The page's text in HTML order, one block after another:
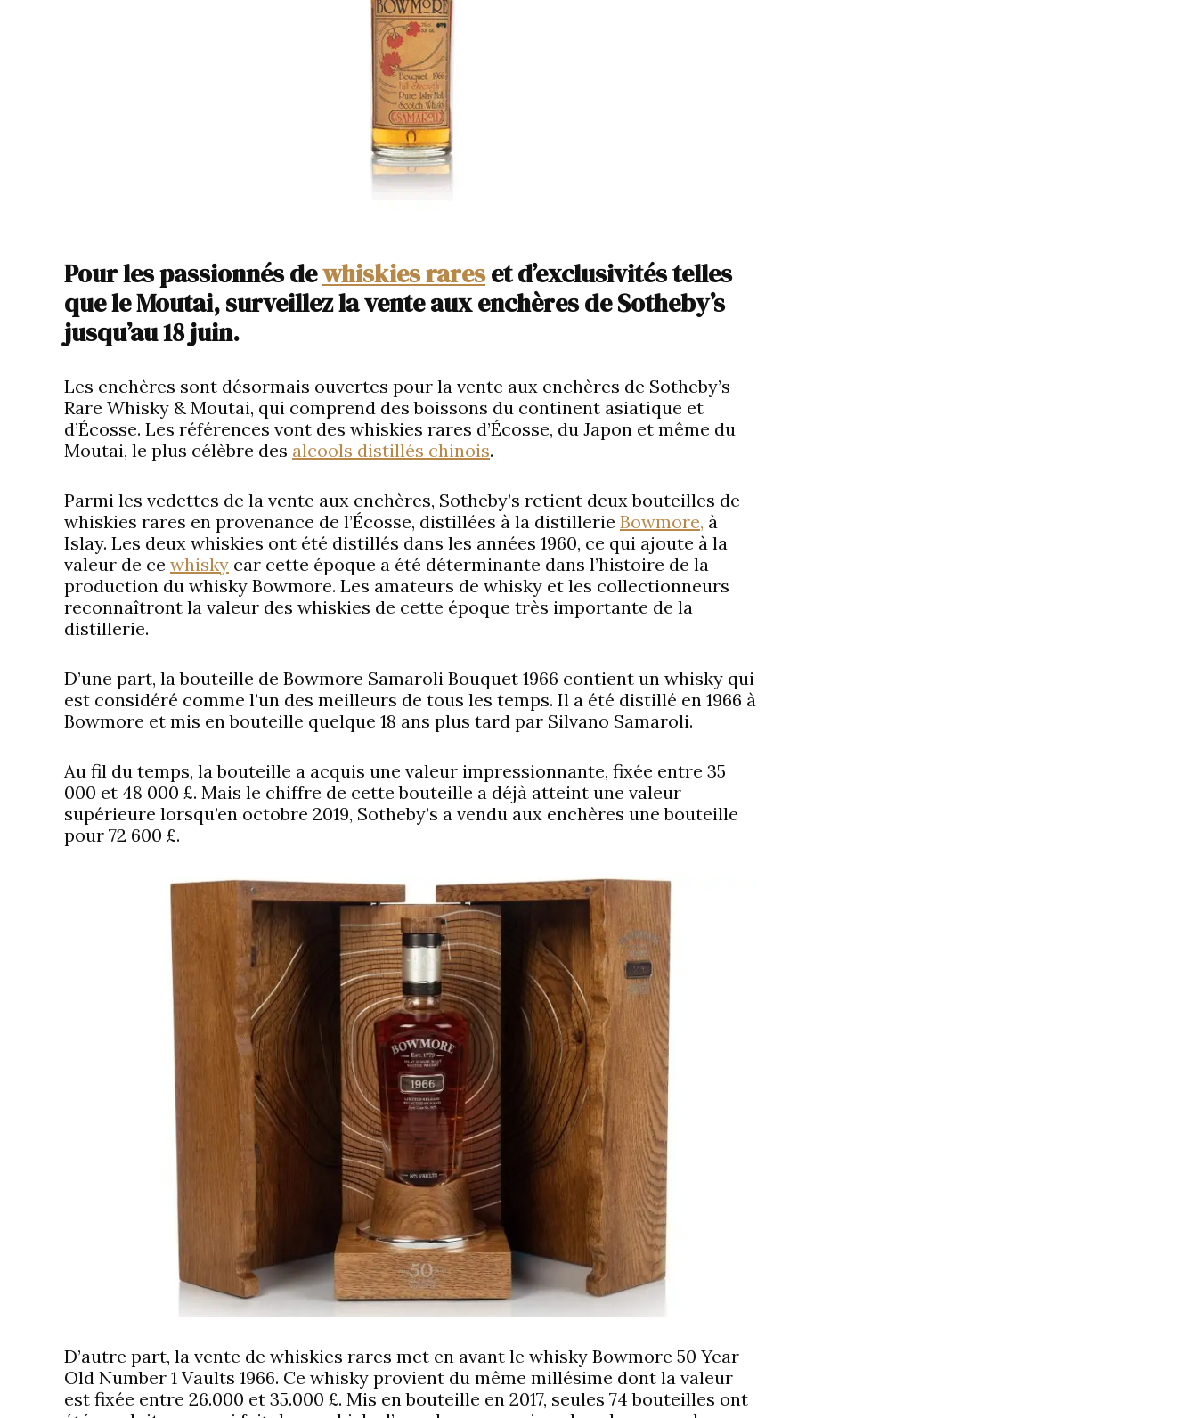
Pour les passionnés dewhiskies rareset d’exclusivités telles
que le Moutai, surveillez la vente aux enchères de Sotheby’s
jusqu’au 18 juin.
Les enchères sont désormais ouvertes pour la vente aux enchères de Sotheby’s
Rare Whisky & Moutai, qui comprend des boissons du continent asiatique et
d’Écosse. Les références vont des whiskies rares d’Écosse, du Japon et même du
Moutai, le plus célèbre des alcools distillés chinois.
Parmi les vedettes de la vente aux enchères, Sotheby’s retient deux bouteilles de
whiskies rares en provenance de l’Écosse, distillées à la distillerie Bowmore, à
Islay. Les deux whiskies ont été distillés dans les années 1960, ce qui ajoute à la
valeur de ce whisky car cette époque a été déterminante dans l’histoire de la
production du whisky Bowmore. Les amateurs de whisky et les collectionneurs
reconnaîtront la valeur des whiskies de cette époque très importante de la
distillerie.
D’une part, la bouteille de Bowmore Samaroli Bouquet 1966 contient un whisky qui
est considéré comme l’un des meilleurs de tous les temps. Il a été distillé en 1966 à
Bowmore et mis en bouteille quelque 18 ans plus tard par Silvano Samaroli.
Au fil du temps, la bouteille a acquis une valeur impressionnante, fixée entre 35
000 et 48 000 £. Mais le chiffre de cette bouteille a déjà atteint une valeur
supérieure lorsqu’en octobre 2019, Sotheby’s a vendu aux enchères une bouteille
pour 72 600 £.
D’autre part, la vente de whiskies rares met en avant le whisky Bowmore 50 Year
Old Number 1 Vaults 1966. Ce whisky provient du même millésime dont la valeur
est fixée entre 26.000 et 35.000 £. Mis en bouteille en 2017, seules 74 bouteilles ont